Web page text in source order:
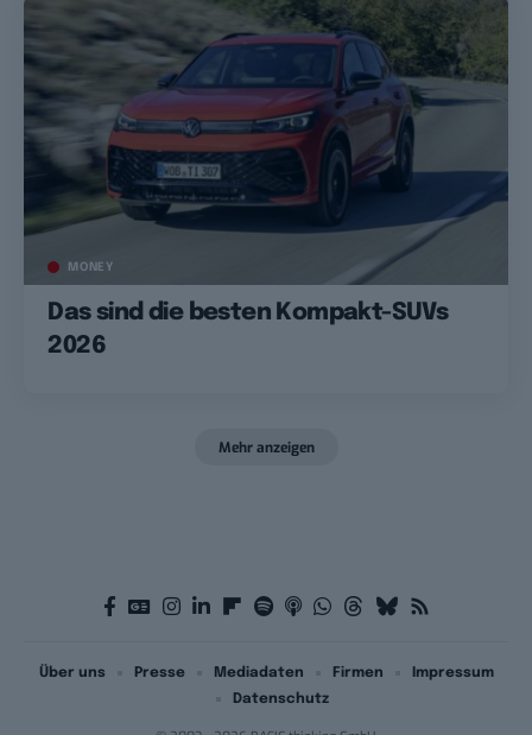
MONEY
Das sind die besten Kompakt-SUVs
2026
Mehr anzeigen
Über uns Presse Mediadaten Firmen
Impressum
Datenschutz